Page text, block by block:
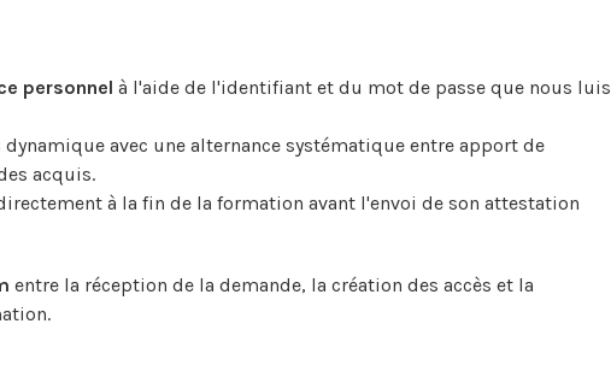
personnel à l'aide de l'identifiant et du mot de passe que nous luis
avec une alternance systématique entre apport de
acquis.
à la fin de la formation avant l'envoi de son attestation
entre la réception de la demande, la création des accès et la